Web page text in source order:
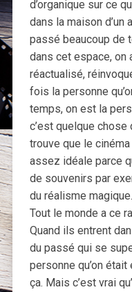
d’organique sur ce
dans la maison d’un
passé beaucoup de
dans cet espace, on
réactualisé,
fois la personne
temps, on est la
c’est quelque chose
trouve que le
assez idéale parce
de souvenirs par
du réalisme
Tout le monde a ce
Quand ils entrent
du passé qui se
personne qu’on
ça. Mais c’est vrai